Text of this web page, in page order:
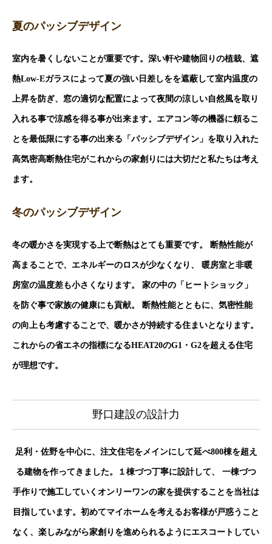
夏のパッシブデザイン
室内を暑くしないことが重要です。深い軒や建物回りの植栽、遮
熱Low-Eガラスによって夏の強い日差しをを遮蔽して室内温度の
上昇を防ぎ、窓の適切な配置によって夜間の涼しい自然風を取り
入れる事で涼感を得る事が出来ます。エアコン等の機器に頼るこ
とを最低限にする事の出来る「パッシブデザイン」を取り入れた
高気密高断熱住宅がこれからの家創りには大切だと私たちは考え
ます。
冬のパッシブデザイン
冬の暖かさを実現する上で断熱はとても重要です。 断熱性能が
高まることで、エネルギーのロスが少なくなり、 暖房室と非暖
房室の温度差も小さくなります。 家の中の「ヒートショック」
を防ぐ事で家族の健康にも貢献。 断熱性能とともに、気密性能
の向上も考慮することで、暖かさが持続する住まいとなります。
これからの省エネの指標になるHEAT20のG1・G2を超える住宅
が理想です。
野口建設の設計力
足利・佐野を中心に、注文住宅をメインにして延べ800棟を超え
る建物を作ってきました。１棟づつ丁寧に設計して、 一棟づつ
手作りで施工していくオンリーワンの家を提供することを当社は
目指しています。初めてマイホームを考えるお客様が戸惑うこと
なく、楽しみながら家創りを進められるようにエスコートしてい